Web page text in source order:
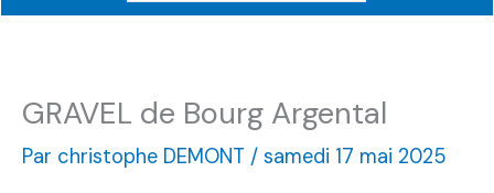
GRAVEL de Bourg Argental
Par christophe DEMONT / samedi 17 mai 2025